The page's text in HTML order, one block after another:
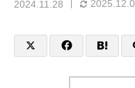
2024.11.28